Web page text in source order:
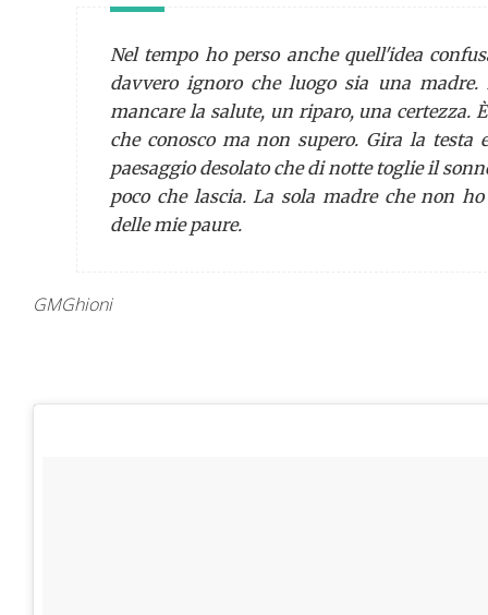
Nel tempo ho perso anche quell'idea
davvero ignoro che luogo sia una
mancare la salute, un riparo, una certezza.
che conosco ma non supero. Gira la testa
paesaggio desolato che di notte toglie il
poco che lascia. La sola madre che non
delle mie paure.
GMGhioni